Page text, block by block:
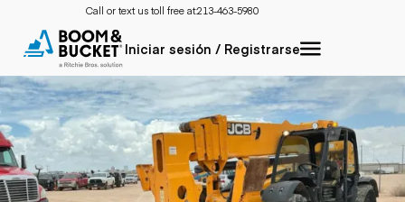
Call or text us toll free at:213-463-5980
Iniciar sesión / Registrarse